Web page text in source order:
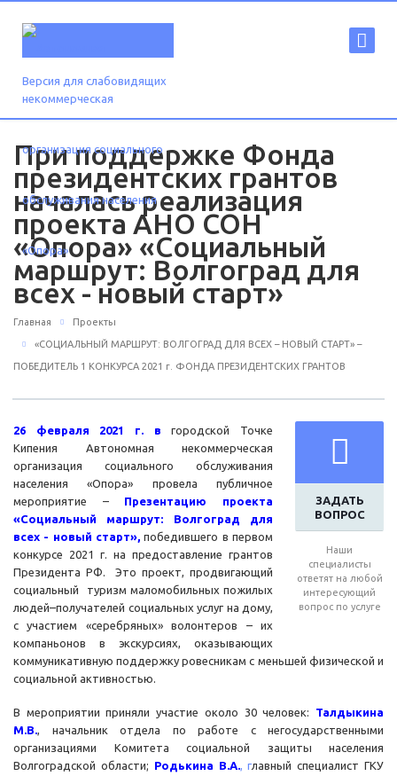
Версия для слабовидящих
При поддержке Фонда
президентских грантов
началась реализация
проекта АНО СОН
«Опора» «Социальный
маршрут: Волгоград для
всех - новый старт»
Главная Проекты
«СОЦИАЛЬНЫЙ МАРШРУТ: ВОЛГОГРАД ДЛЯ ВСЕХ – НОВЫЙ СТАРТ» –
ПОБЕДИТЕЛЬ 1 КОНКУРСА 2021 г. ФОНДА ПРЕЗИДЕНТСКИХ ГРАНТОВ
ЗАДАТЬ
ВОПРОС
Наши
специалисты
ответят на любой
интересующий
вопрос по услуге
26 февраля 2021 г. вгородской Точке
Кипения Автономная некоммерческая
организация социального обслуживания
населения «Опора» провела публичное
мероприятие – Презентацию проекта
«Социальный маршрут: Волгоград для
всех - новый старт», победившего в первом
конкурсе 2021 г. на предоставление грантов
Президента РФ. Это проект, продвигающий
социальный туризм маломобильных пожилых
людей–получателей социальных услуг на дому,
с участием «серебряных» волонтеров – их
компаньонов в экскурсиях, оказывающих
коммуникативную поддержку ровесникам с меньшей физической и
социальной активностью.
В мероприятии приняли участие около 30 человек: Талдыкина
М.В., начальник отдела по работе с негосударственными
организациями Комитета социальной защиты населения
Волгоградской области; Родькина В.А., главный специалист ГКУ